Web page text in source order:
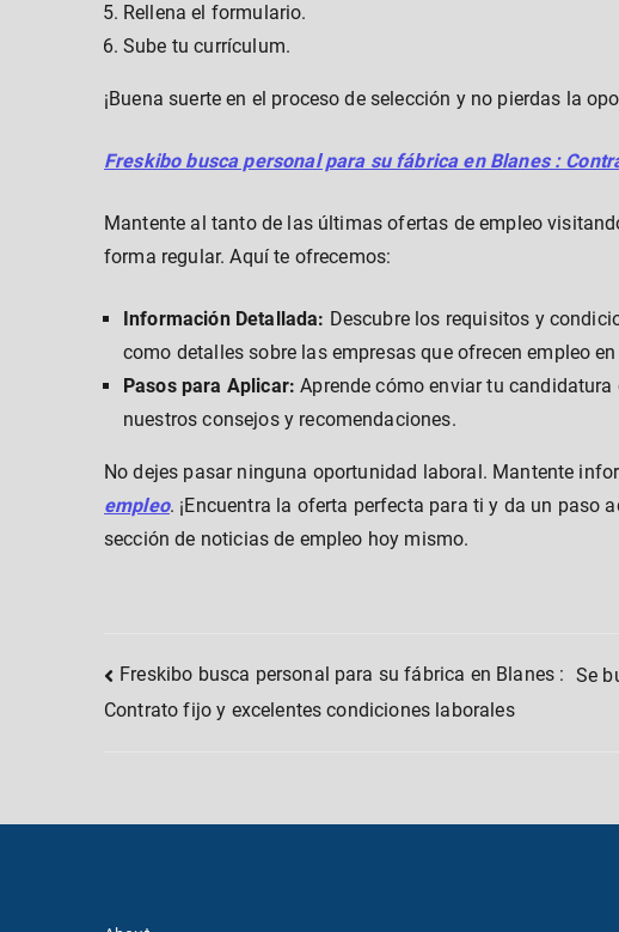
Rellena el formulario.
Sube tu currículum.
¡Buena suerte en el proceso de selección y no pierdas la
Freskibo busca personal para su fábrica en Blanes :
Mantente al tanto de las últimas ofertas de empleo
forma regular. Aquí te ofrecemos:
Información Detallada: Descubre los requisitos y
como detalles sobre las empresas que ofrecen empleo
Pasos para Aplicar: Aprende cómo enviar tu
nuestros consejos y recomendaciones.
No dejes pasar ninguna oportunidad laboral. Mantente
empleo. ¡Encuentra la oferta perfecta para ti y da un paso
sección de noticias de empleo hoy mismo.
Post
Freskibo busca personal para su fábrica en Blanes :
Contrato fijo y excelentes condiciones laborales
Se